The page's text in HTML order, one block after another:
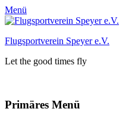
Menü
Flugsportverein Speyer e.V.
Let the good times fly
Primäres Menü